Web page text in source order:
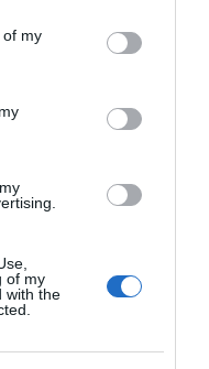
You may click to
its third-party tags to
in below Google
of my
of my
with the
EN OIARTZUN
PEDALEANDO